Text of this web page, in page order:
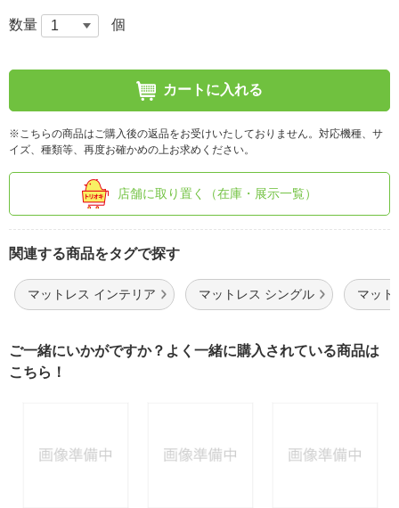
数量 個
カートに入れる
※こちらの商品はご購入後の返品をお受けいたしておりません。対応機種、サ
イズ、種類等、再度お確かめの上お求めください。
店舗に取り置く（在庫・展示一覧）
関連する商品をタグで探す
マットレス インテリア マットレス シングル マット
ご一緒にいかがですか？よく一緒に購入されている商品は
こちら！